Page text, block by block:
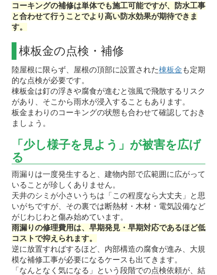
コーキングの補修は単体でも施工可能ですが、防水工事
と合わせて行うことでより高い防水効果が期待できま
す。
棟板金の点検・補修
陸屋根に限らず、屋根の頂部に設置された棟板金 も定期
的な点検が必要です。
棟板金は釘の浮きや腐食が進むと強風で飛散するリスク
があり、そこから雨水が浸入することもあります。
板金まわりのコーキングの状態も合わせて確認しておき
ましょう。
「少し様子を見よう」が被害を広げ
る
雨漏りは一度発生すると、建物内部で広範囲に広がって
いることが珍しくありません。
天井のシミが小さいうちは「この程度なら大丈夫」と思
いがちですが、その裏では断熱材・木材・電気設備など
がじわじわと傷み始めています。
雨漏りの修理費用は、早期発見・早期対応であるほど低
コストで抑えられます。
逆に放置すればするほど、内部構造の腐食が進み、大規
模な補修工事が必要になるケースも出てきます。
「なんとなく気になる」という段階での点検依頼が、結